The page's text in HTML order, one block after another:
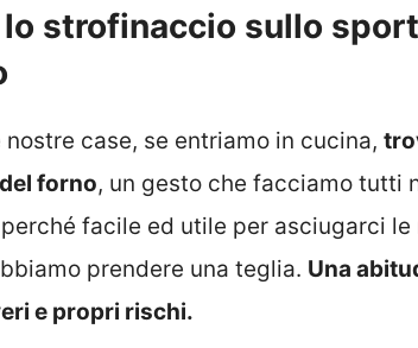
lo strofinaccio sullo
case, se entriamo in cucina,
forno, un gesto che facciamo tutti
facile ed utile per asciugarci
prendere una teglia. Una
e propri rischi.